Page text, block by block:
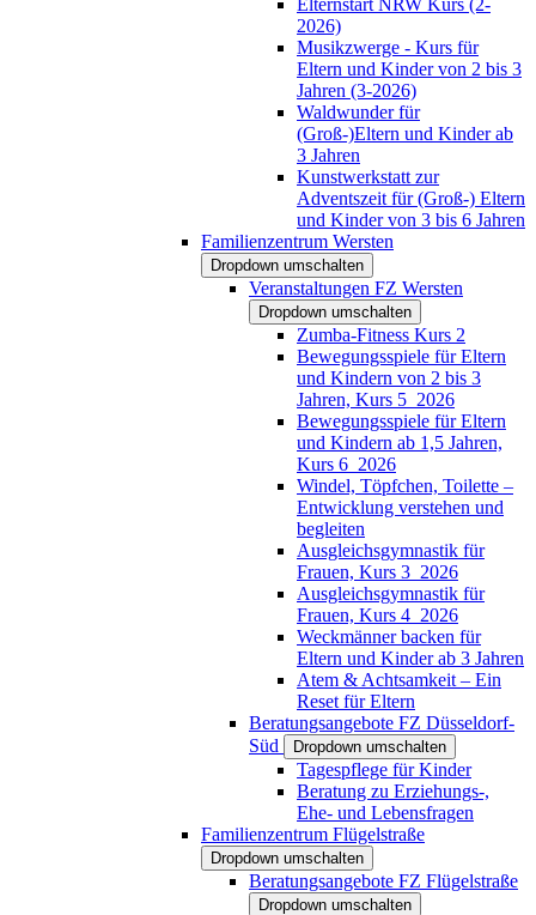
2026)
Musikzwerge - Kurs für
Eltern und Kinder von 2 bis 3
Jahren (3-2026)
Waldwunder für
(Groß-)Eltern und Kinder ab
3 Jahren
Kunstwerkstatt zur
Adventszeit für (Groß-) Eltern
und Kinder von 3 bis 6 Jahren
Familienzentrum Wersten
Dropdown umschalten
Veranstaltungen FZ Wersten
Dropdown umschalten
Zumba-Fitness Kurs 2
Bewegungsspiele für Eltern
und Kindern von 2 bis 3
Jahren, Kurs 5_2026
Bewegungsspiele für Eltern
und Kindern ab 1,5 Jahren,
Kurs 6_2026
Windel, Töpfchen, Toilette –
Entwicklung verstehen und
begleiten
Ausgleichsgymnastik für
Frauen, Kurs 3_2026
Ausgleichsgymnastik für
Frauen, Kurs 4_2026
Weckmänner backen für
Eltern und Kinder ab 3 Jahren
Atem & Achtsamkeit – Ein
Reset für Eltern
Beratungsangebote FZ Düsseldorf-
Süd
Dropdown umschalten
Tagespflege für Kinder
Beratung zu Erziehungs-,
Ehe- und Lebensfragen
Familienzentrum Flügelstraße
Dropdown umschalten
Beratungsangebote FZ Flügelstraße
Dropdown umschalten